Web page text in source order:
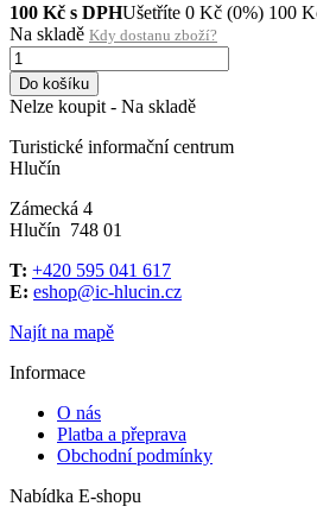
100 Kč s DPHUšetříte 0 Kč (0%) 100
Na skladě Kdy dostanu zboží?
Do košíku
Nelze koupit - Na skladě
Turistické informační centrum
Hlučín
Zámecká 4
Hlučín 748 01
T: +420 595 041 617
E: eshop@ic-hlucin.cz
Najít na mapě
Informace
O nás
Platba a přeprava
Obchodní podmínky
Nabídka E-shopu